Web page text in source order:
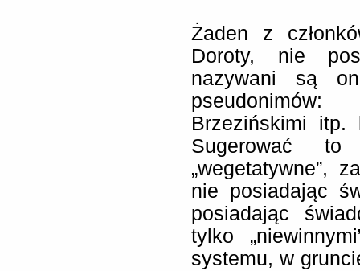
Żaden z
Doroty, nie
nazywani są
pseudonimów:
Brzezińskimi
Sugerować
„wegetatywne”,
nie posiadając
posiadając
tylko
systemu, w